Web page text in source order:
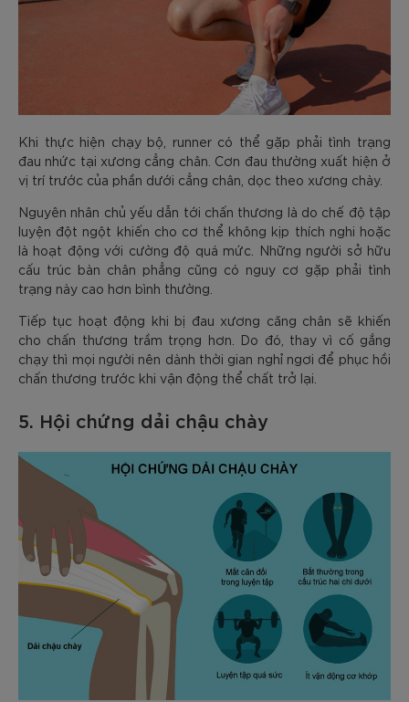
Khi thực hiện chạy bộ, runner có thể gặp phải tình trạng
đau nhức tại xương cẳng chân. Cơn đau thường xuất hiện ở
vị trí trước của phần dưới cẳng chân, dọc theo xương chày.
Nguyên nhân chủ yếu dẫn tới chấn thương là do chế độ tập
luyện đột ngột khiến cho cơ thể không kịp thích nghi hoặc
là hoạt động với cường độ quá mức. Những người sở hữu
cấu trúc bàn chân phẳng cũng có nguy cơ gặp phải tình
trạng này cao hơn bình thường.
Tiếp tục hoạt động khi bị đau xương căng chân sẽ khiến
cho chấn thương trầm trọng hơn. Do đó, thay vì cố gắng
chạy thì mọi người nên dành thời gian nghỉ ngơi để phục hồi
chấn thương trước khi vận động thể chất trở lại.
5. Hội chứng dải chậu chày